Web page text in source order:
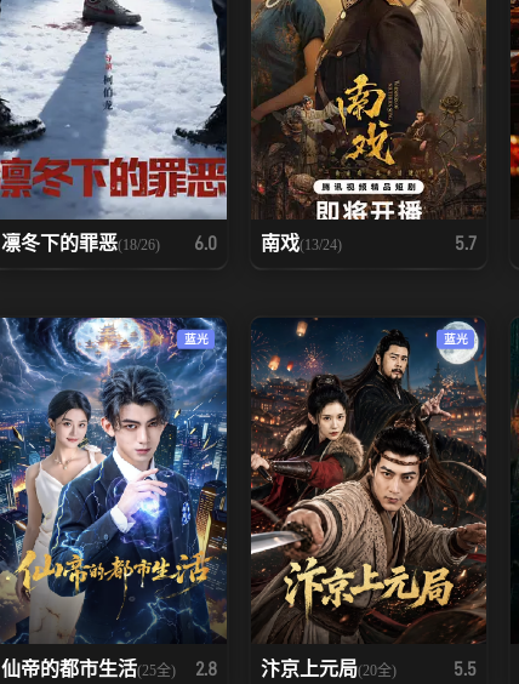
凛冬下的罪恶(18/26) 6.0 南戏(13/24) 5.7
蓝光
仙帝的都市生活(25全) 2.8
蓝光
汴京上元局(20全) 5.5